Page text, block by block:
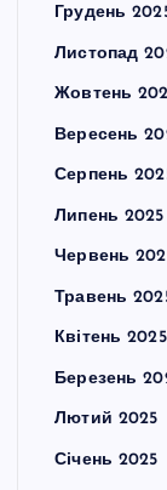
Грудень
Листопад
Жовтень
Вересень
Серпень
Липень 2025
Червень
Травень
Квітень 2025
Березень
Лютий 2025
Січень 2025